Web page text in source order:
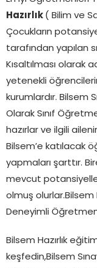
Hazırlık ( Bilim ve
Çocukların
tarafından yapılan
Kısaltılması olarak
yetenekli
kurumlardır. Bilsem
Olarak Sınıf
hazırlar ve ilgili
Bilsem’e katılacak
yapmaları şarttır.
mevcut
olmuş olurlar.Bilsem
Deneyimli
Bilsem Hazırlık
keşfedin,Bilsem